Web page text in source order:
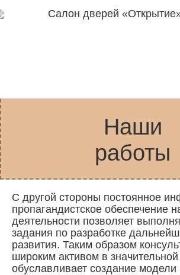
Салон дверей
Наши
работы
С другой стороны постоянное
пропагандистское обеспечение
деятельности позволяет
задания по разработке
развития. Таким образом
широким активом в значительной
обуславливает создание модели